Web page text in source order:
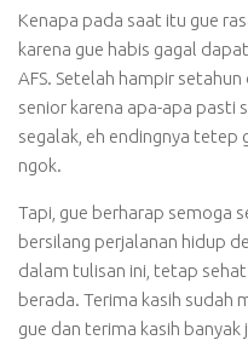
Kenapa pada saat itu gue
karena gue habis gagal
AFS. Setelah hampir
senior karena apa-apa pasti
segalak, eh endingnya tetep
ngok.
Tapi, gue berharap semoga
bersilang perjalanan hidup
dalam tulisan ini, tetap
berada. Terima kasih sudah
gue dan terima kasih